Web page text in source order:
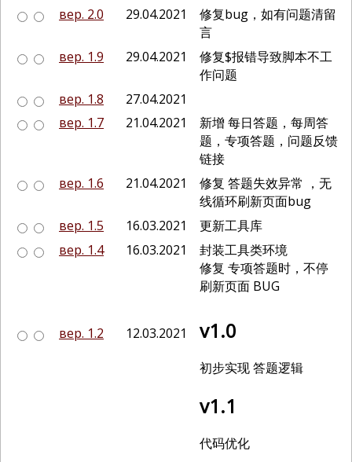
вер. 2.0
29.04.2021
修复bug，如有问题清留
言
вер. 1.9
29.04.2021
修复$报错导致脚本不工
作问题
вер. 1.8
27.04.2021
вер. 1.7
21.04.2021
新增 每日答题，每周答
题，专项答题，问题反馈
链接
вер. 1.6
21.04.2021
修复 答题失效异常 ，无
线循环刷新页面bug
вер. 1.5
16.03.2021
更新工具库
вер. 1.4
16.03.2021
封装工具类环境
修复 专项答题时，不停
刷新页面 BUG
вер. 1.2 12.03.2021 v1.0
初步实现 答题逻辑
v1.1
代码优化